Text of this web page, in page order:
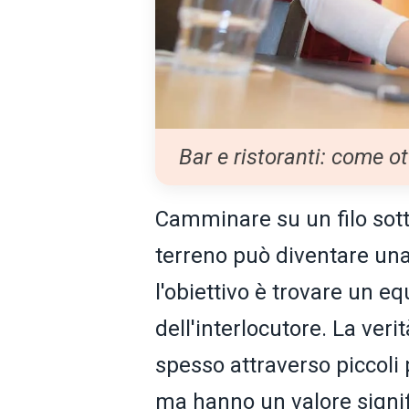
Bar e ristoranti: come
Camminare su un filo
terreno può diventare
l'obiettivo è trovare un
dell'interlocutore. La
spesso attraverso piccoli
ma hanno un valore